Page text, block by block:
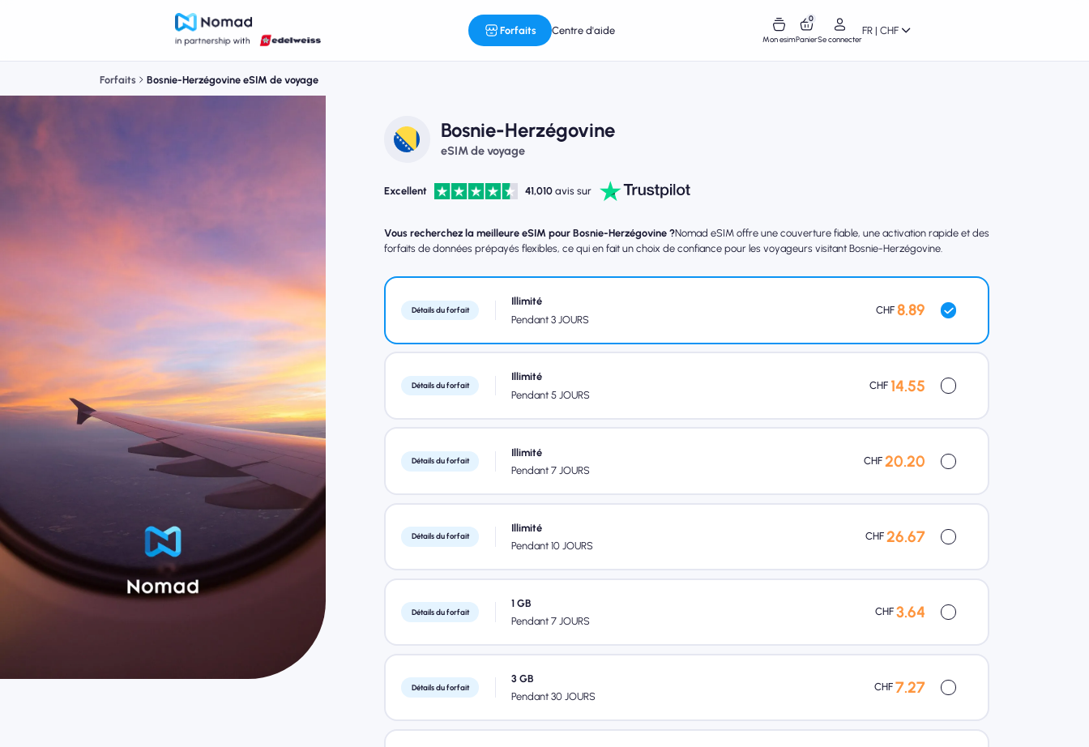
Forfaits Centre d'aide
Mon esim
0
PanierSe connecter
FR | CHF
Forfaits Bosnie-Herzégovine eSIM de voyage
Bosnie-Herzégovine
eSIM de voyage
Excellent 41,010 avis sur
Vous recherchez la meilleure eSIM pour Bosnie-Herzégovine ?Nomad eSIM offre une couverture fiable, une activation rapide et des
forfaits de données prépayés flexibles, ce qui en fait un choix de confiance pour les voyageurs visitant Bosnie-Herzégovine.
Détails du forfait
Illimité
Pendant 3 JOURS
CHF 8.89
Détails du forfait
Illimité
Pendant 5 JOURS
CHF 14.55
Détails du forfait
Illimité
Pendant 7 JOURS
CHF 20.20
Détails du forfait
Illimité
Pendant 10 JOURS
CHF 26.67
Détails du forfait
1 GB
Pendant 7 JOURS
CHF 3.64
Détails du forfait
3 GB
Pendant 30 JOURS
CHF 7.27